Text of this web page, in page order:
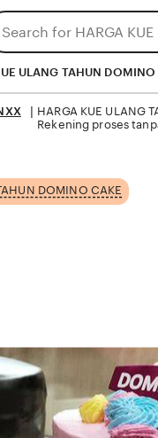
ULANG TAHUN DOMINO
|
HARGA KUE
Rekening proses
DOMINO CAKE